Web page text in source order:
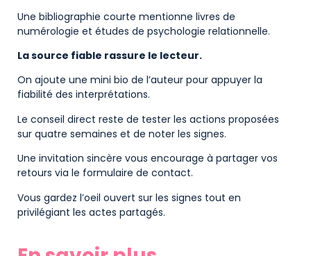
Une bibliographie courte mentionne livres de
numérologie et études de psychologie relationnelle.
La source fiable rassure le lecteur.
On ajoute une mini bio de l’auteur pour appuyer la
fiabilité des interprétations.
Le conseil direct reste de tester les actions proposées
sur quatre semaines et de noter les signes.
Une invitation sincère vous encourage à partager vos
retours via le formulaire de contact.
Vous gardez l’oeil ouvert sur les signes tout en
privilégiant les actes partagés.